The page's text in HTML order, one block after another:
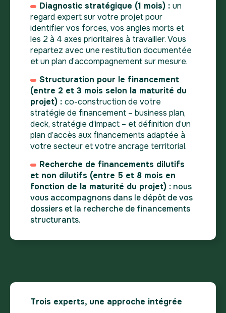
Diagnostic stratégique (1 mois) :un
regard expert sur votre projet pour
identifier vos forces, vos angles morts et
les 2 à 4 axes prioritaires à travailler. Vous
repartez avec une restitution documentée
et un plan d’accompagnement sur mesure.
Structuration pour le financement
(entre 2 et 3 mois selon la maturité du
projet) : co-construction de votre
stratégie de financement – business plan,
deck, stratégie d’impact – et définition d’un
plan d’accès aux financements adaptée à
votre secteur et votre ancrage territorial.
Recherche de financements dilutifs
et non dilutifs (entre 5 et 8 mois en
fonction de la maturité du projet) : nous
vous accompagnons dans le dépôt de vos
dossiers et la recherche de financements
structurants.
Trois experts, une approche intégrée